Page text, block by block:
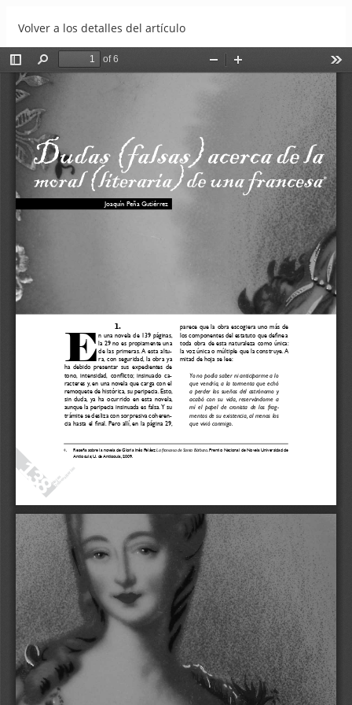
Volver a los detalles del artículo
Dudas (falsas) acerca de la moral (literaria) de una francesa
Descargar